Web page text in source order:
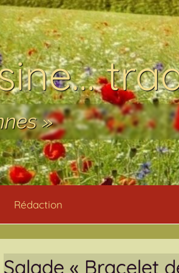
»
Rédaction
Salade « Bracelet